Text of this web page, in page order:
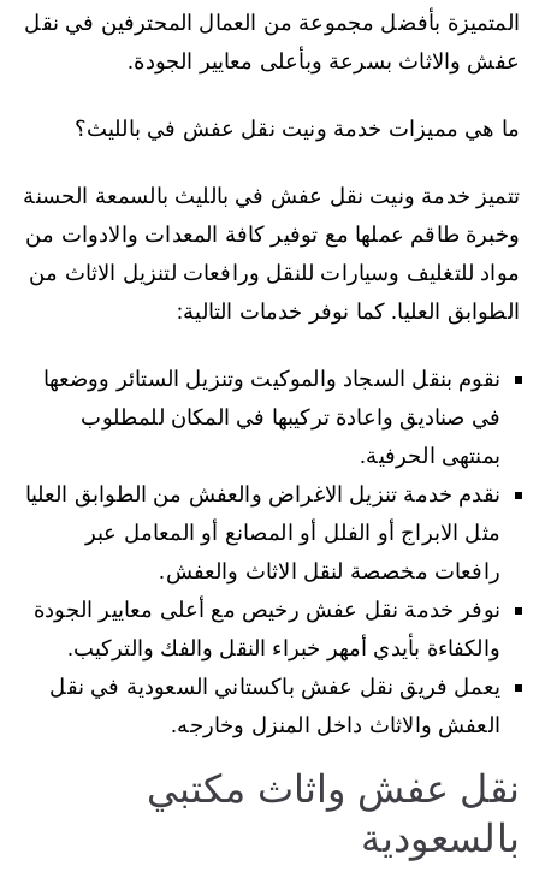
المتميزة بأفضل مجموعة من العمال المحترفين في نقل
عفش والاثاث بسرعة وبأعلى معايير الجودة.
ما هي مميزات خدمة ونيت نقل عفش في بالليث؟
تتميز خدمة ونيت نقل عفش في بالليث بالسمعة الحسنة
وخبرة طاقم عملها مع توفير كافة المعدات والادوات من
مواد للتغليف وسيارات للنقل ورافعات لتنزيل الاثاث من
الطوابق العليا. كما نوفر خدمات التالية:
نقوم بنقل السجاد والموكيت وتنزيل الستائر ووضعها
في صناديق واعادة تركيبها في المكان للمطلوب
بمنتهى الحرفية.
نقدم خدمة تنزيل الاغراض والعفش من الطوابق العليا
مثل الابراج أو الفلل أو المصانع أو المعامل عبر
رافعات مخصصة لنقل الاثاث والعفش.
نوفر خدمة نقل عفش رخيص مع أعلى معايير الجودة
والكفاءة بأيدي أمهر خبراء النقل والفك والتركيب.
يعمل فريق نقل عفش باكستاني السعودية في نقل
العفش والاثاث داخل المنزل وخارجه.
نقل عفش واثاث مكتبي
بالسعودية